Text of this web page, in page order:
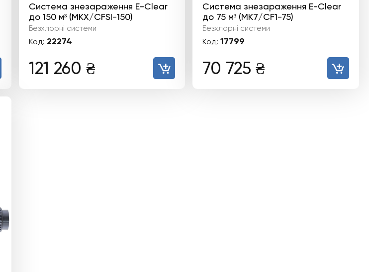
Система знезараження E-Clear
до 150 м³ (MKX/CFSI-150)
Безхлорні системи
Код: 22274
121 260 ₴
Система знезараження E-Clear
до 75 м³ (MK7/CF1-75)
Безхлорні системи
Код:17799
70 725₴